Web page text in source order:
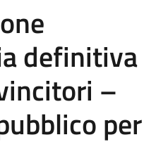
definitiva
–
per